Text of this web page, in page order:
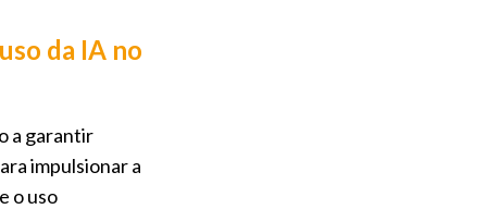
da IA no
a garantir
impulsionar a
o uso